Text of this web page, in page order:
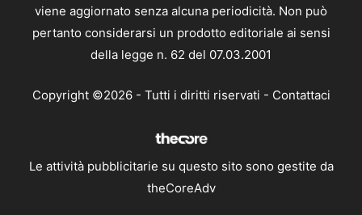
viene aggiornato senza alcuna periodicità. Non può
pertanto considerarsi un prodotto editoriale ai sensi
della legge n. 62 del 07.03.2001
Copyright ©2026 - Tutti i diritti riservati - Contattaci
Le attività pubblicitarie su questo sito sono gestite da
theCoreAdv